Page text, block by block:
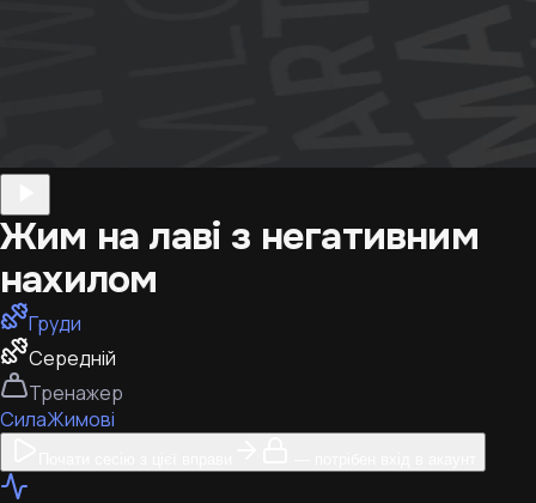
Жим на лаві з негативним
нахилом
Груди
Середній
Тренажер
СилаЖимові